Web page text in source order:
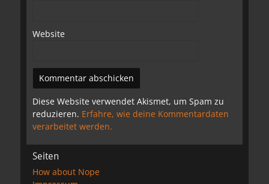
Website
Diese Website verwendet Akismet, um Spam zu
reduzieren. Erfahre, wie deine Kommentardaten
verarbeitet werden.
Seiten
How about Nope